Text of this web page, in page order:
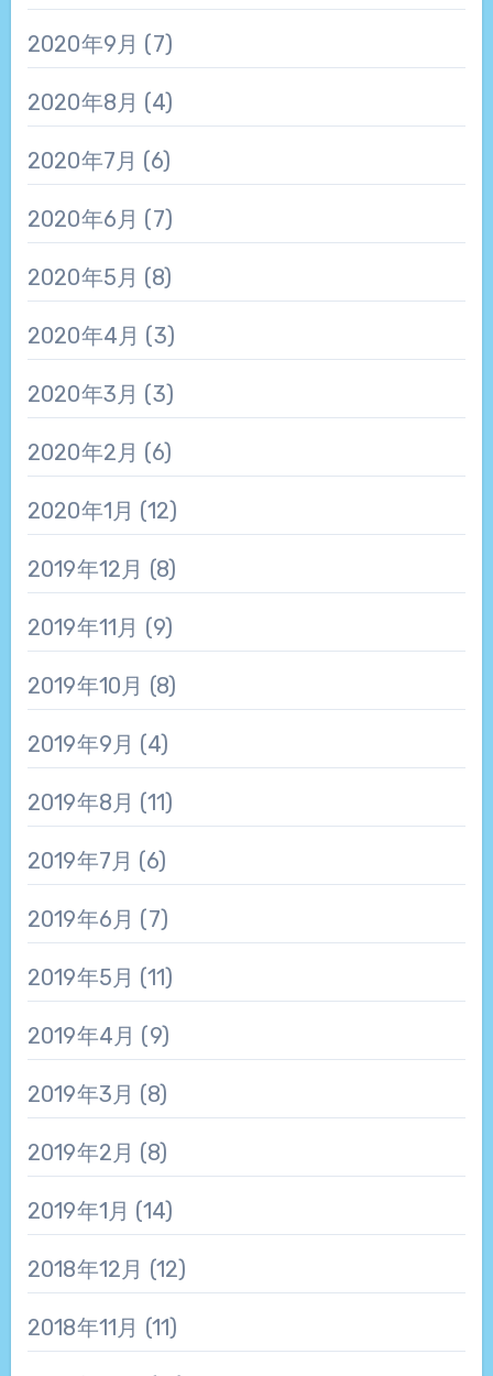
2020年9月 (7)
2020年8月 (4)
2020年7月 (6)
2020年6月 (7)
2020年5月 (8)
2020年4月 (3)
2020年3月 (3)
2020年2月 (6)
2020年1月 (12)
2019年12月 (8)
2019年11月 (9)
2019年10月 (8)
2019年9月 (4)
2019年8月 (11)
2019年7月 (6)
2019年6月 (7)
2019年5月 (11)
2019年4月 (9)
2019年3月 (8)
2019年2月 (8)
2019年1月 (14)
2018年12月 (12)
2018年11月 (11)